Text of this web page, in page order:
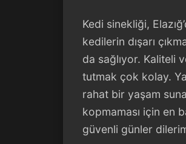
Kedi sinekliği,
kedilerin dışarı
da sağlıyor. Kaliteli
tutmak çok kolay.
rahat bir yaşam
kopmaması için en
güvenli günler